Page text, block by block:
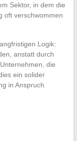
Sektor, in dem die
oft verschwommen
Logik:
anstatt durch
die
ein solider
in Anspruch